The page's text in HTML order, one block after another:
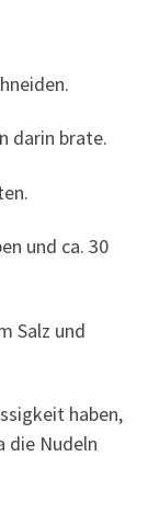
darin brate.
und ca. 30
Salz und
haben,
die Nudeln